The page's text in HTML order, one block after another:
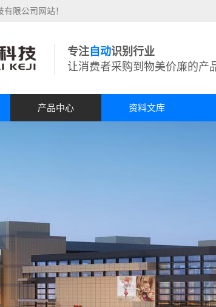
限公司网站！
专注自动识别行业
让消费者采购到物美价廉的产
产品中心 资料文库